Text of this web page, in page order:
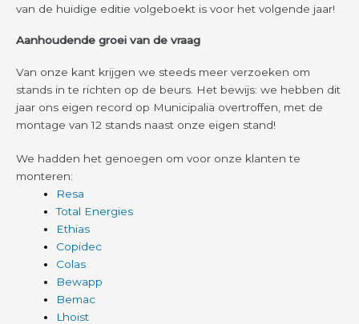
van de huidige editie volgeboekt is voor het volgende jaar!
Aanhoudende groei van de vraag
Van onze kant krijgen we steeds meer verzoeken om
stands in te richten op de beurs. Het bewijs: we hebben dit
jaar ons eigen record op Municipalia overtroffen, met de
montage van 12 stands naast onze eigen stand!
We hadden het genoegen om voor onze klanten te
monteren:
Resa
Total Energies
Ethias
Copidec
Colas
Bewapp
Bemac
Lhoist